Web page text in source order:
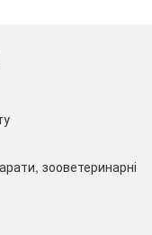
зооветеринарні